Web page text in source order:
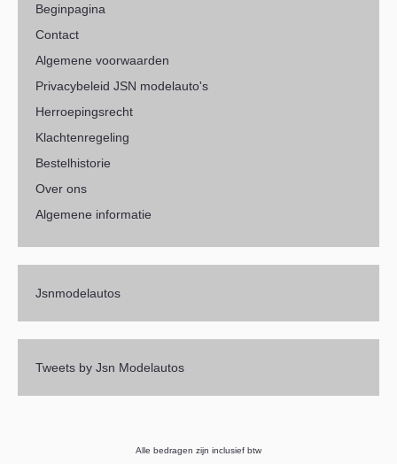
Beginpagina
Contact
Algemene voorwaarden
Privacybeleid JSN modelauto's
Herroepingsrecht
Klachtenregeling
Bestelhistorie
Over ons
Algemene informatie
Jsnmodelautos
Tweets by Jsn Modelautos
Alle bedragen zijn inclusief btw